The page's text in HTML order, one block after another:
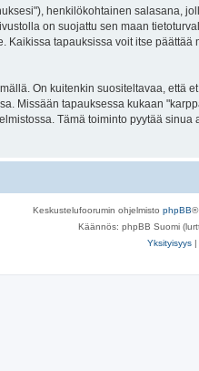
henkilökohtainen salasana,
on suojattu sen maan
tapauksissa voit itse
On kuitenkin suositeltavaa,
Missään tapauksessa kukaan
Tämä toiminto pyytää
Keskustelufoorumin ohjelmisto phpBB®
Käännös: phpBB Suomi
Yksityisyys |